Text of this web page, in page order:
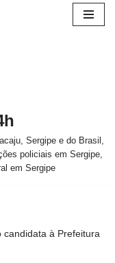
Sergipe e do Brasil,
policiais em Sergipe,
em Sergipe
candidata à Prefeitura